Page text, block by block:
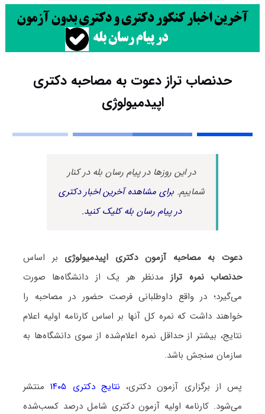
حدنصاب تراز دعوت به مصاحبه دکتری
اپیدمیولوژی
در این روزها در پیام رسان بله در کنار
شماییم.برای مشاهده آخرین اخبار دکتری
در پیام رسان بله کلیک کنید.
دعوت به مصاحبه آزمون دکتری اپیدمیولوژی بر اساس
حدنصاب نمره ترازمدنظر هر یک از دانشگاه‌ها صورت
می‌گیرد؛ در واقع داوطلبانی فرصت حضور در مصاحبه را
خواهند داشت که نمره کل آنها بر اساس کارنامه اولیه اعلام
نتایج، بیشتر از حداقل نمره اعلام‌شده از سوی دانشگاه‌ها به
سازمان سنجش باشد.
پس از برگزاری آزمون دکتری، نتایج دکتری ۱۴۰۵
منتشر
می‌شود. کارنامه اولیه آزمون دکتری شامل درصد کسب‌شده